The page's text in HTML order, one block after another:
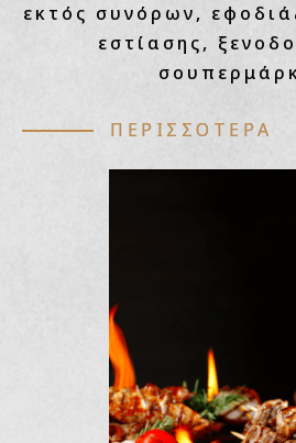
εκτός συνόρων,
εστίασης,
ΠΕΡΙΣΣΟΤΕΡΑ